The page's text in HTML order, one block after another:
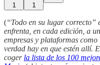
1 1
(“Todo en su lugar correcto”
enfrenta, en cada edición, a
empresas y plataformas
verdad hay en que estén allí.
coger la lista de los 100